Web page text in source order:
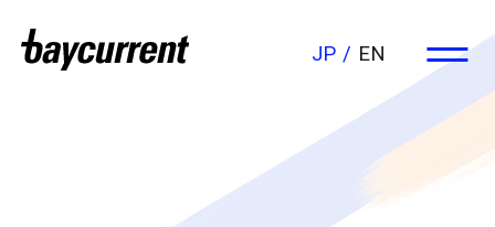
EN
JP